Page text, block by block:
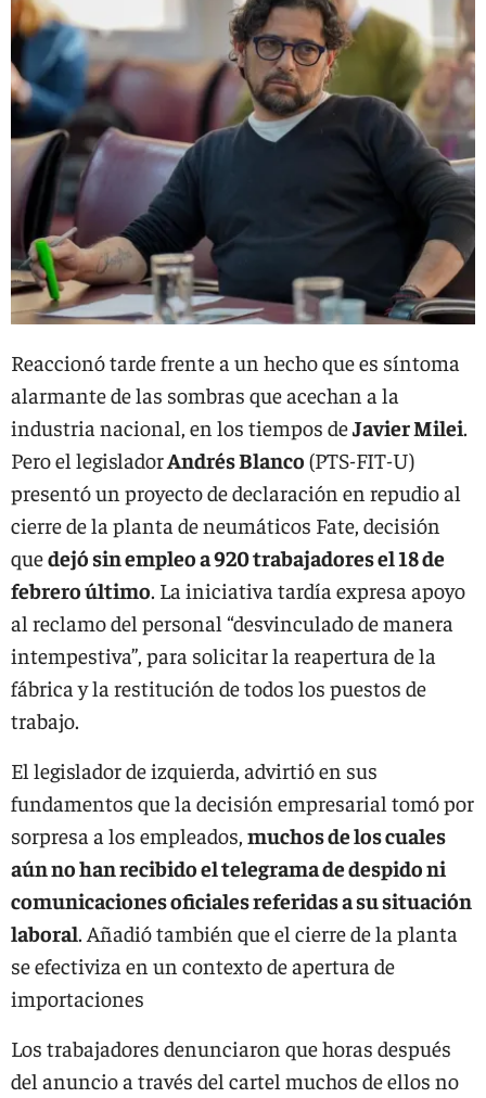
Reaccionó tarde frente a un hecho que es síntoma
alarmante de las sombras que acechan a la
industria nacional, en los tiempos deJavier Milei.
Pero el legisladorAndrés Blanco (PTS-FIT-U)
presentó un proyecto de declaración en repudio al
cierre de la planta de neumáticos Fate, decisión
quedejó sin empleo a 920 trabajadores el 18 de
febrero último. La iniciativa tardía expresa apoyo
al reclamo del personal “desvinculado de manera
intempestiva”, para solicitar la reapertura de la
fábrica y la restitución de todos los puestos de
trabajo.
El legislador de izquierda, advirtió en sus
fundamentos que la decisión empresarial tomó por
sorpresa a los empleados, muchos de los cuales
aún no han recibido el telegrama de despido ni
comunicaciones oficiales referidas a su situación
laboral. Añadió también que el cierre de la planta
se efectiviza en un contexto de apertura de
importaciones
Los trabajadores denunciaron que horas después
del anuncio a través del cartel muchos de ellos no